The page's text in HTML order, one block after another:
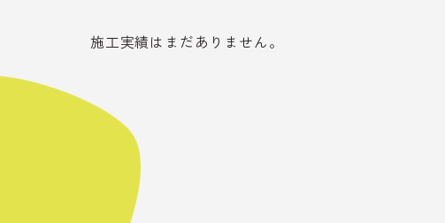
施工実績はまだありません。